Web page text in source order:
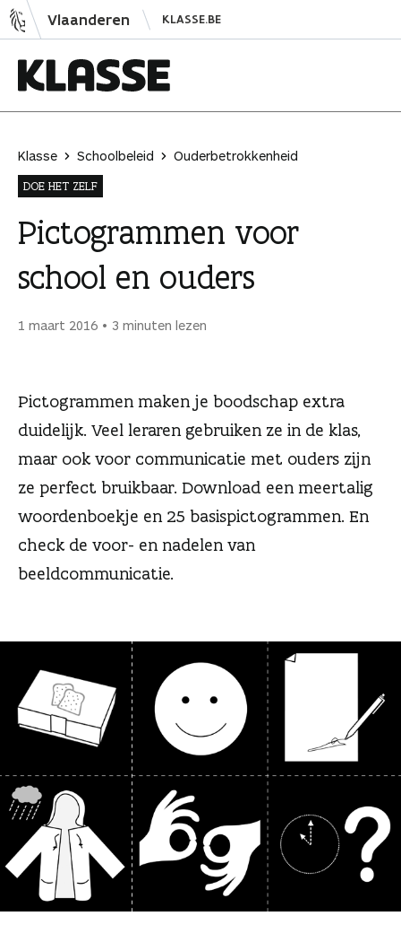
N
a
Vlaanderen KLASSE.BE
a
s
s
e
Klasse Schoolbeleid
Ouderbetrokkenheid
DOE HET ZELF
Pictogrammen voor
school en ouders
1 maart 2016 3 minuten lezen
Pictogrammen maken je boodschap extra
duidelijk. Veel leraren gebruiken ze in de klas,
maar ook voor communicatie met ouders zijn
ze perfect bruikbaar. Download een meertalig
woordenboekje en 25 basispictogrammen. En
check de voor- en nadelen van
beeldcommunicatie.